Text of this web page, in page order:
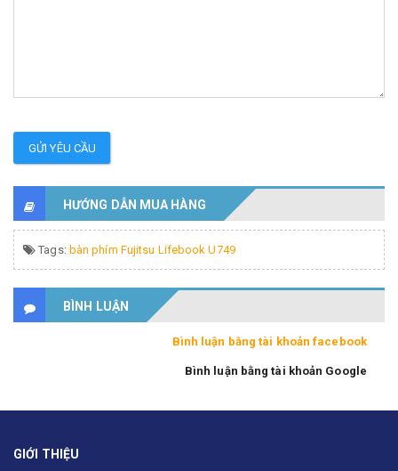
GỬI YÊU CẦU
HƯỚNG DẪN MUA HÀNG
Tags: bàn phím Fujitsu Lifebook U749
BÌNH LUẬN
Bình luận bằng tài khoản facebook
Bình luận bằng tài khoản Google
GIỚI THIỆU